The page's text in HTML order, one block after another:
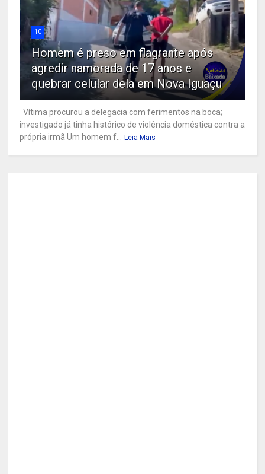
10
Homem é preso em flagrante após
agredir namorada de 17 anos e
quebrar celular dela em Nova Iguaçu
Vítima procurou a delegacia com ferimentos na boca;
investigado já tinha histórico de violência doméstica contra a
própria irmã Um homem f... Leia Mais